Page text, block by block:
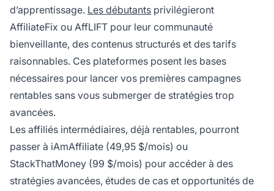
d’apprentissage. Les débutants privilégieront
AffiliateFix ou AffLIFT pour leur communauté
bienveillante, des contenus structurés et des tarifs
raisonnables. Ces plateformes posent les bases
nécessaires pour lancer vos premières campagnes
rentables sans vous submerger de stratégies trop
avancées.
Les affiliés intermédiaires, déjà rentables, pourront
passer à iAmAffiliate (49,95 $/mois) ou
StackThatMoney (99 $/mois) pour accéder à des
stratégies avancées, études de cas et opportunités de